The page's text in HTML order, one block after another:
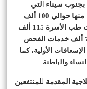
بجنوب سيناء التي
بلغت 300 ألف خدمة رعاية صحية أولية، منها حوالي 100 ألف
خدمات الفحص الطبي الشامل، وخدمات طب الأسرة 115 ألف
، و45 ألف خدمات الأسنان، وأكثر من 75 ألف خدمات الفحص
25 ألف خدمة الإسعافات الأولية، كما
والباطنة.
المقدمة للمنتفعين